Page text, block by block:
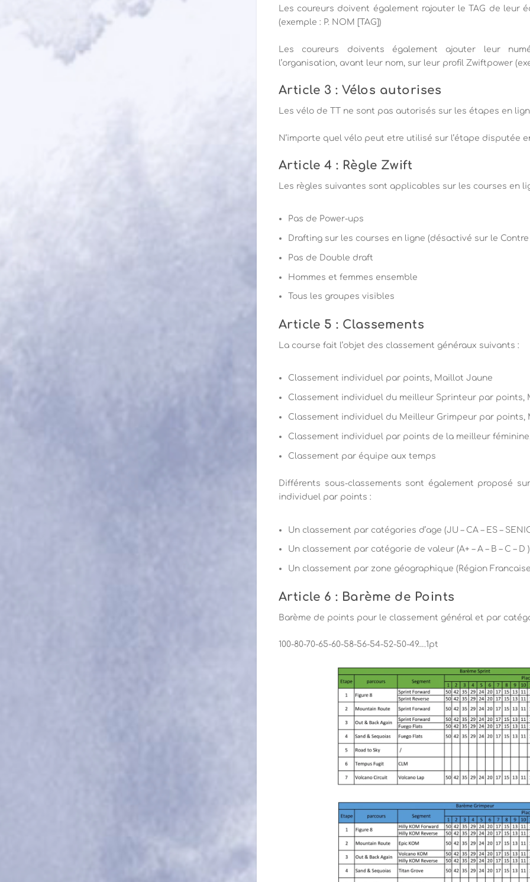
Les coureurs doivent également rajouter le TAG de leur
(exemple : P. NOM [TAG])
Les coureurs doivents également ajouter leur
l’organisation, avant leur nom, sur leur profil Zwiftpower
Article 3 : Vélos autorises
Les vélo de TT ne sont pas autorisés sur les étapes en
N’importe quel vélo peut etre utilisé sur l’étape disputée
Article 4 : Règle Zwift
Les règles suivantes sont applicables sur les courses en
Pas de Power-ups
Drafting sur les courses en ligne (désactivé sur le
Pas de Double draft
Hommes et femmes ensemble
Tous les groupes visibles
Article 5 : Classements
La course fait l’objet des classement généraux suivants :
Classement individuel par points, Maillot Jaune
Classement individuel du meilleur Sprinteur par points,
Classement individuel du Meilleur Grimpeur par points,
Classement individuel par points de la meilleur
Classement par équipe aux temps
Différents sous-classements sont également proposé
individuel par points :
Un classement par catégories d’age (JU – CA – ES –
Un classement par catégorie de valeur (A+ – A – B – C – D )
Un classement par zone géographique (Région
Article 6 : Barème de Points
Barème de points pour le classement général et par
100-80-70-65-60-58-56-54-52-50-49….1pt